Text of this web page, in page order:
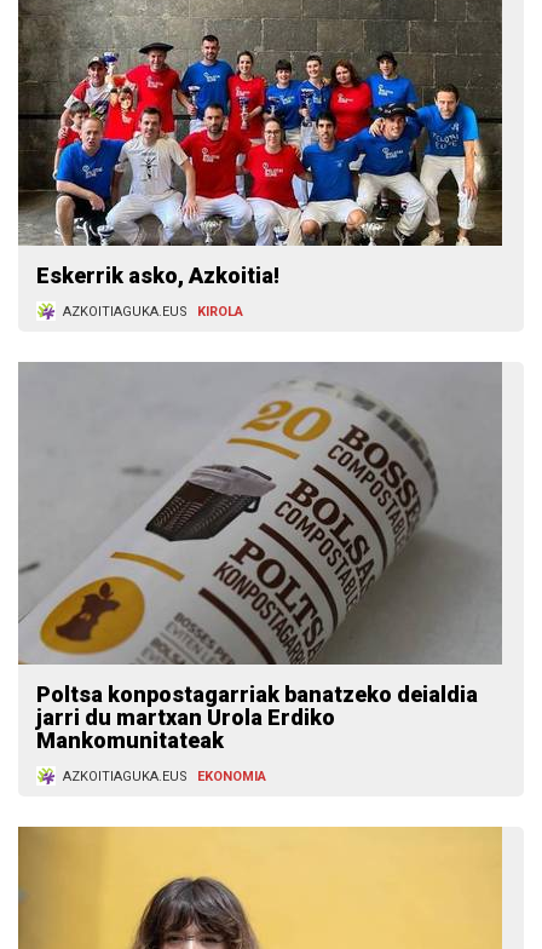
Eskerrik asko, Azkoitia!
AZKOITIAGUKA.EUS KIROLA
Poltsa konpostagarriak banatzeko deialdia
jarri du martxan Urola Erdiko
Mankomunitateak
AZKOITIAGUKA.EUS EKONOMIA